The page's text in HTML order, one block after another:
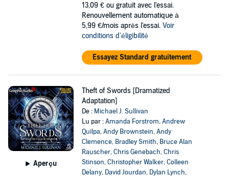
13,09 € ou gratuit avec l'essai.
Renouvellement automatique à
5,99 €/mois après l'essai. Voir
conditions d'éligibilité
Essayez Standard gratuitement
Aperçu
Theft of Swords [Dramatized
Adaptation]
De : Michael J. Sullivan
Lu par :Amanda Forstrom,Andrew
Quilpa,Andy Brownstein,Andy
Clemence, Bradley Smith, Bruce Alan
Rauscher,Chris Genebach,Chris
Stinson,Christopher Walker,Colleen
Delany, David Jourdan, Dylan Lynch,